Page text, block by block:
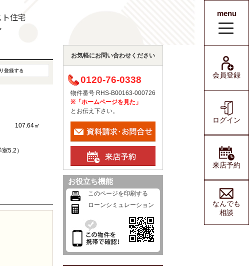
住宅 menu
会員登録
ログイン
来店予約
なんでも
相談
107.64㎡
5.2）
お気軽にお問い合わせください
0120-76-0338
物件番号 RHS-B00163-000726
※「ホームページを見た」
とお伝え下さい。
お役立ち機能
このページを印刷する
ローンシミュレーション